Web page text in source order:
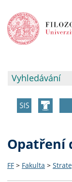
Opatření
FF > Fakulta >